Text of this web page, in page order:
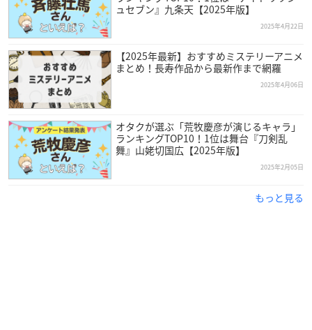
ュセブン』九条天【2025年版】
2025年4月22日
【2025年最新】おすすめミステリーアニメ
まとめ！長寿作品から最新作まで網羅
2025年4月06日
オタクが選ぶ「荒牧慶彦が演じるキャラ」
ランキングTOP10！1位は舞台『刀剣乱
舞』山姥切国広【2025年版】
2025年2月05日
もっと見る